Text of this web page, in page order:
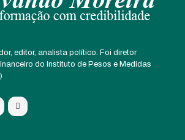
editor, analista político. Foi diretor
do Instituto de Pesos e Medidas